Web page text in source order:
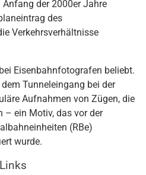
der 2000er Jahre
des
Verkehrsverhältnisse
Eisenbahnfotografen beliebt.
Tunneleingang bei der
Aufnahmen von Zügen, die
– ein Motiv, das vor der
(RBe)
wurde.